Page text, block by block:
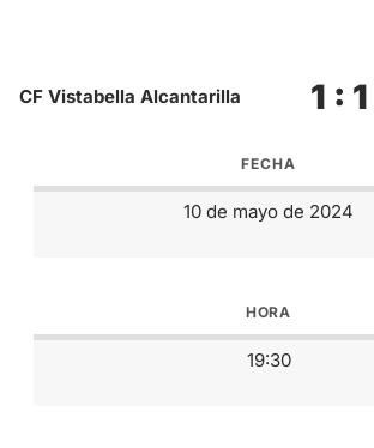
CF Vistabella Alcantarilla 1 : 1
FECHA
10 de mayo de 2024
HORA
19:30